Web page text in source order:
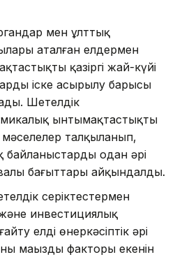
мен ұлттық
аталған елдермен
қазіргі жай-күйі
іске асырылу барысы
Шетелдік
ынтымақтастықтың
мәселелер талқыланып,
одан әрі
бағыттары айқындалды.
серіктестермен
инвестициялық
елдің өнеркәсіптік әрі
маңызды факторы екенін